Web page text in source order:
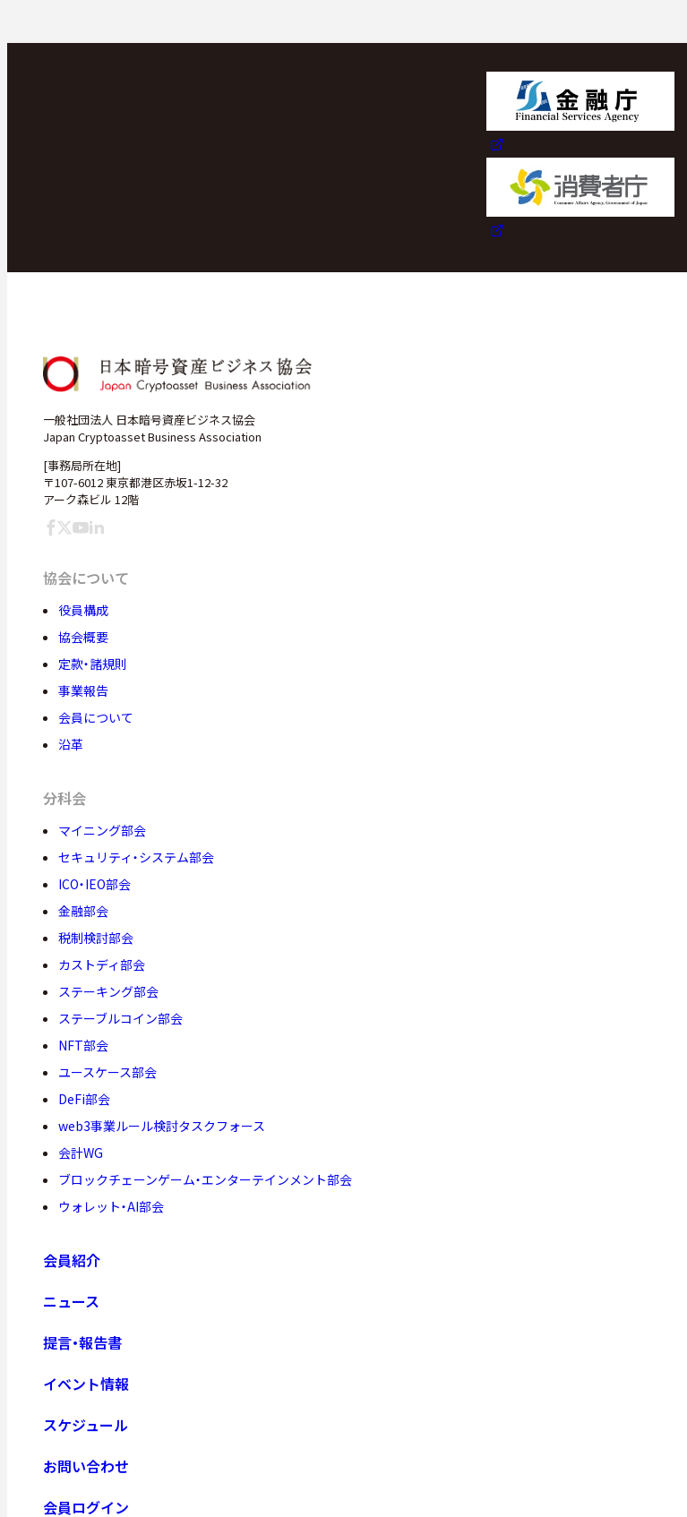
一般社団法人 日本暗号資産ビジネス協会
Japan Cryptoasset Business Association
[事務局所在地]
〒107-6012 東京都港区赤坂1-12-32
アーク森ビル 12階
協会について
役員構成
協会概要
定款・諸規則
事業報告
会員について
沿革
分科会
マイニング部会
セキュリティ・システム部会
ICO・IEO部会
金融部会
税制検討部会
カストディ部会
ステーキング部会
ステーブルコイン部会
NFT部会
ユースケース部会
DeFi部会
web3事業ルール検討タスクフォース
会計WG
ブロックチェーンゲーム・エンターテインメント部会
ウォレット・AI部会
会員紹介
ニュース
提言・報告書
イベント情報
スケジュール
お問い合わせ
会員ログイン